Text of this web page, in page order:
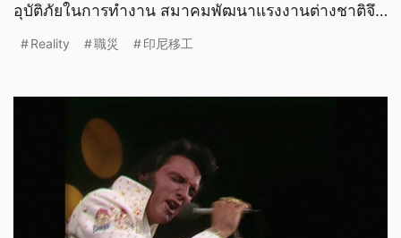
อุบัติภัยในการทำงาน สมาคมพัฒนาแรงงานต่างชาติจึง
Reality 職災 印尼移工